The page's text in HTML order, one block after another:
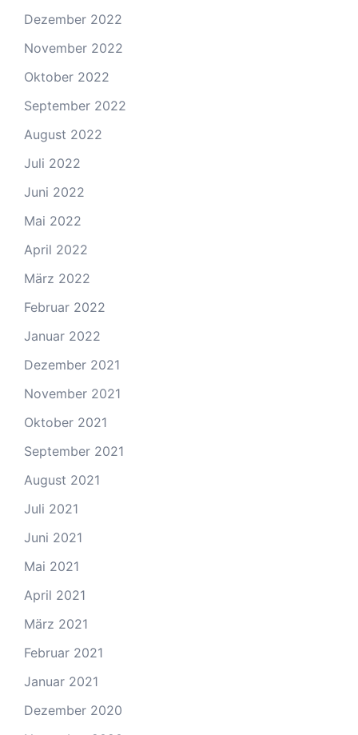
Dezember 2022
November 2022
Oktober 2022
September 2022
August 2022
Juli 2022
Juni 2022
Mai 2022
April 2022
März 2022
Februar 2022
Januar 2022
Dezember 2021
November 2021
Oktober 2021
September 2021
August 2021
Juli 2021
Juni 2021
Mai 2021
April 2021
März 2021
Februar 2021
Januar 2021
Dezember 2020